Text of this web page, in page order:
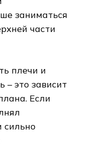
заниматься
части
плечи и
– это зависит
Если
сильно